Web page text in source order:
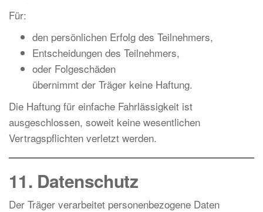
Für:
den persönlichen Erfolg des Teilnehmers,
Entscheidungen des Teilnehmers,
oder Folgeschäden
übernimmt der Träger keine Haftung.
Die Haftung für einfache Fahrlässigkeit ist
ausgeschlossen, soweit keine wesentlichen
Vertragspflichten verletzt werden.
11. Datenschutz
Der Träger verarbeitet personenbezogene Daten